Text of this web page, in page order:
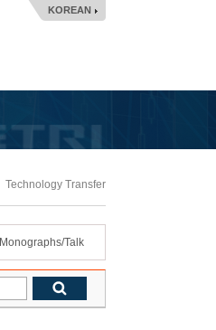
KOREAN
Technology Transfer
Monographs/Talk